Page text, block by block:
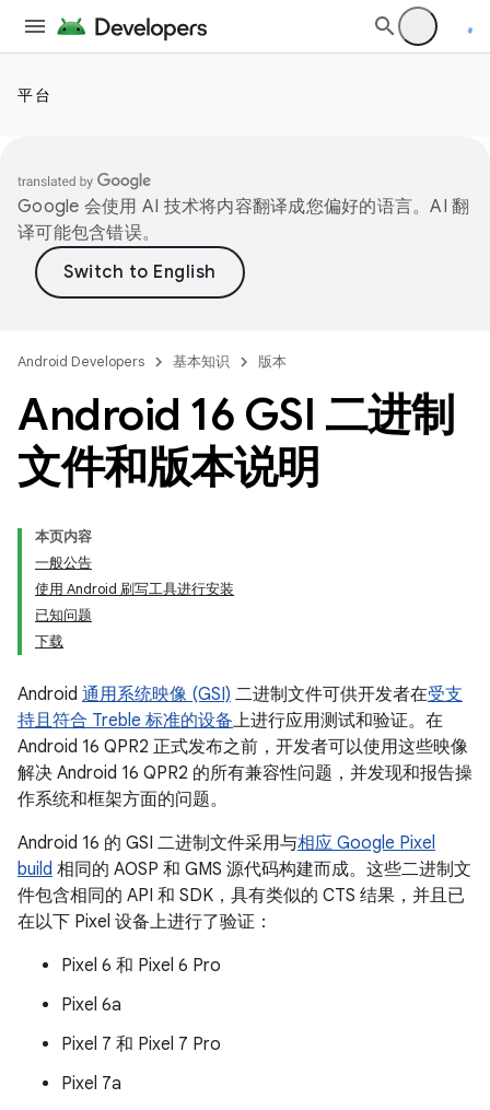
平台
Google 会使用 AI 技术将内容翻译成您偏好的语言。AI 翻
译可能包含错误。
Android Developers 基本知识 版本
Android 16 GSI 二进制
文件和版本说明
本页内容
一般公告
使用 Android 刷写工具进行安装
已知问题
下载
Android 通用系统映像 (GSI) 二进制文件可供开发者在受支
持且符合 Treble 标准的设备上进行应用测试和验证。在
Android 16 QPR2 正式发布之前，开发者可以使用这些映像
解决 Android 16 QPR2 的所有兼容性问题，并发现和报告操
作系统和框架方面的问题。
Android 16 的 GSI 二进制文件采用与相应 Google Pixel
build 相同的 AOSP 和 GMS 源代码构建而成。这些二进制文
件包含相同的 API 和 SDK，具有类似的 CTS 结果，并且已
在以下 Pixel 设备上进行了验证：
Pixel 6 和 Pixel 6 Pro
Pixel 6a
Pixel 7 和 Pixel 7 Pro
Pixel 7a